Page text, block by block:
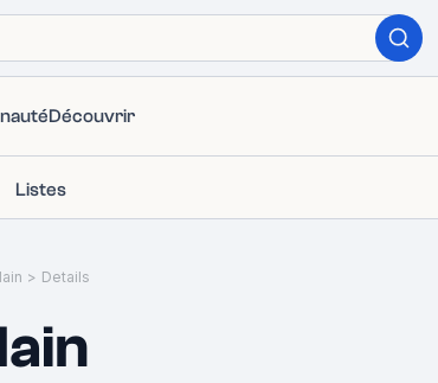
Découvrir
Listes
> Details